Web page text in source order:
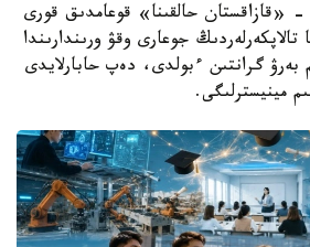
استانا. KAZINFORM - «قازاقستان حالقىنا» قوعامدىق قورى
جىلىنا تالاپكەرلەردىڭ جوعارى وقۋ ورىندارىندا
350 ءبىلىم بەرۋ گرانتىن ءبولدى، دەپ حابارلايدى
مينيسترلىگى.